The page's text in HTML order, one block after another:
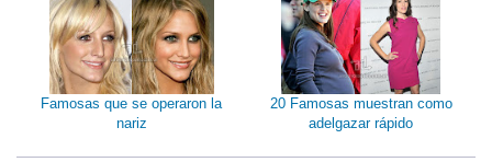
Famosas que se operaron la
nariz
20 Famosas muestran como
adelgazar rápido